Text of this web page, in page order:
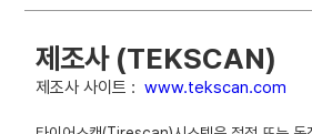
제조사 (TEKSCAN)
제조사 사이트 :www.tekscan.com